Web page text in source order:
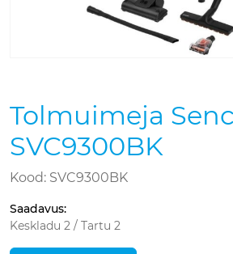
Tolmuimeja
SVC9300BK
Kood: SVC9300BK
Saadavus:
Keskladu 2 / Tartu 2